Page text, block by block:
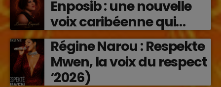
Enposib : une nouvelle
voix caribéenne qui
transforme les émotions
en musique (2026)
Régine Narou : Respekte
Mwen, la voix du respect
‘2026)